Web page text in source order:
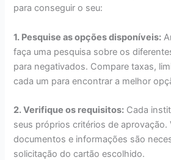
para conseguir o seu:
1. Pesquise as opções disponíveis:
faça uma pesquisa sobre os
para negativados. Compare taxas,
cada um para encontrar a melhor
2. Verifique os requisitos: Cada
seus próprios critérios de aprovação.
documentos e informações são
solicitação do cartão escolhido.